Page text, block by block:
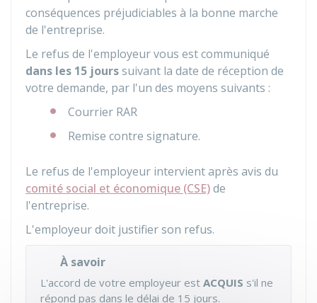
conséquences préjudiciables à la bonne marche
de l'entreprise.
Le refus de l'employeur vous est communiqué
dans les 15 jourssuivant la date de réception de
votre demande, par l'un des moyens suivants :
Courrier RAR
Remise contre signature.
Le refus de l'employeur intervient après avis du
comité social et économique (CSE)de
l'entreprise.
L'employeur doit justifier son refus.
À savoir
L'accord de votre employeur est ACQUIS s'il ne
répond pas dans le délai de 15 jours.